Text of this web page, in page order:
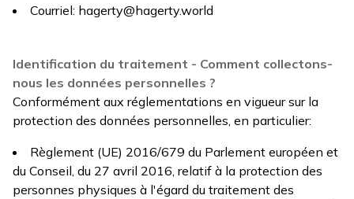
Courriel: hagerty@hagerty.world
Identification du traitement - Comment collectons-
nous les données personnelles ?
Conformément aux réglementations en vigueur sur la
protection des données personnelles, en particulier:
Règlement (UE) 2016/679 du Parlement européen et
du Conseil, du 27 avril 2016, relatif à la protection des
personnes physiques à l'égard du traitement des